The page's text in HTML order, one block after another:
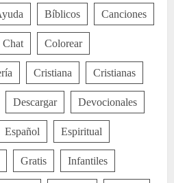
Bíblicos Canciones
Chat Colorear
Cristiana Cristianas
Descargar Devocionales
Español Espiritual
Gratis Infantiles